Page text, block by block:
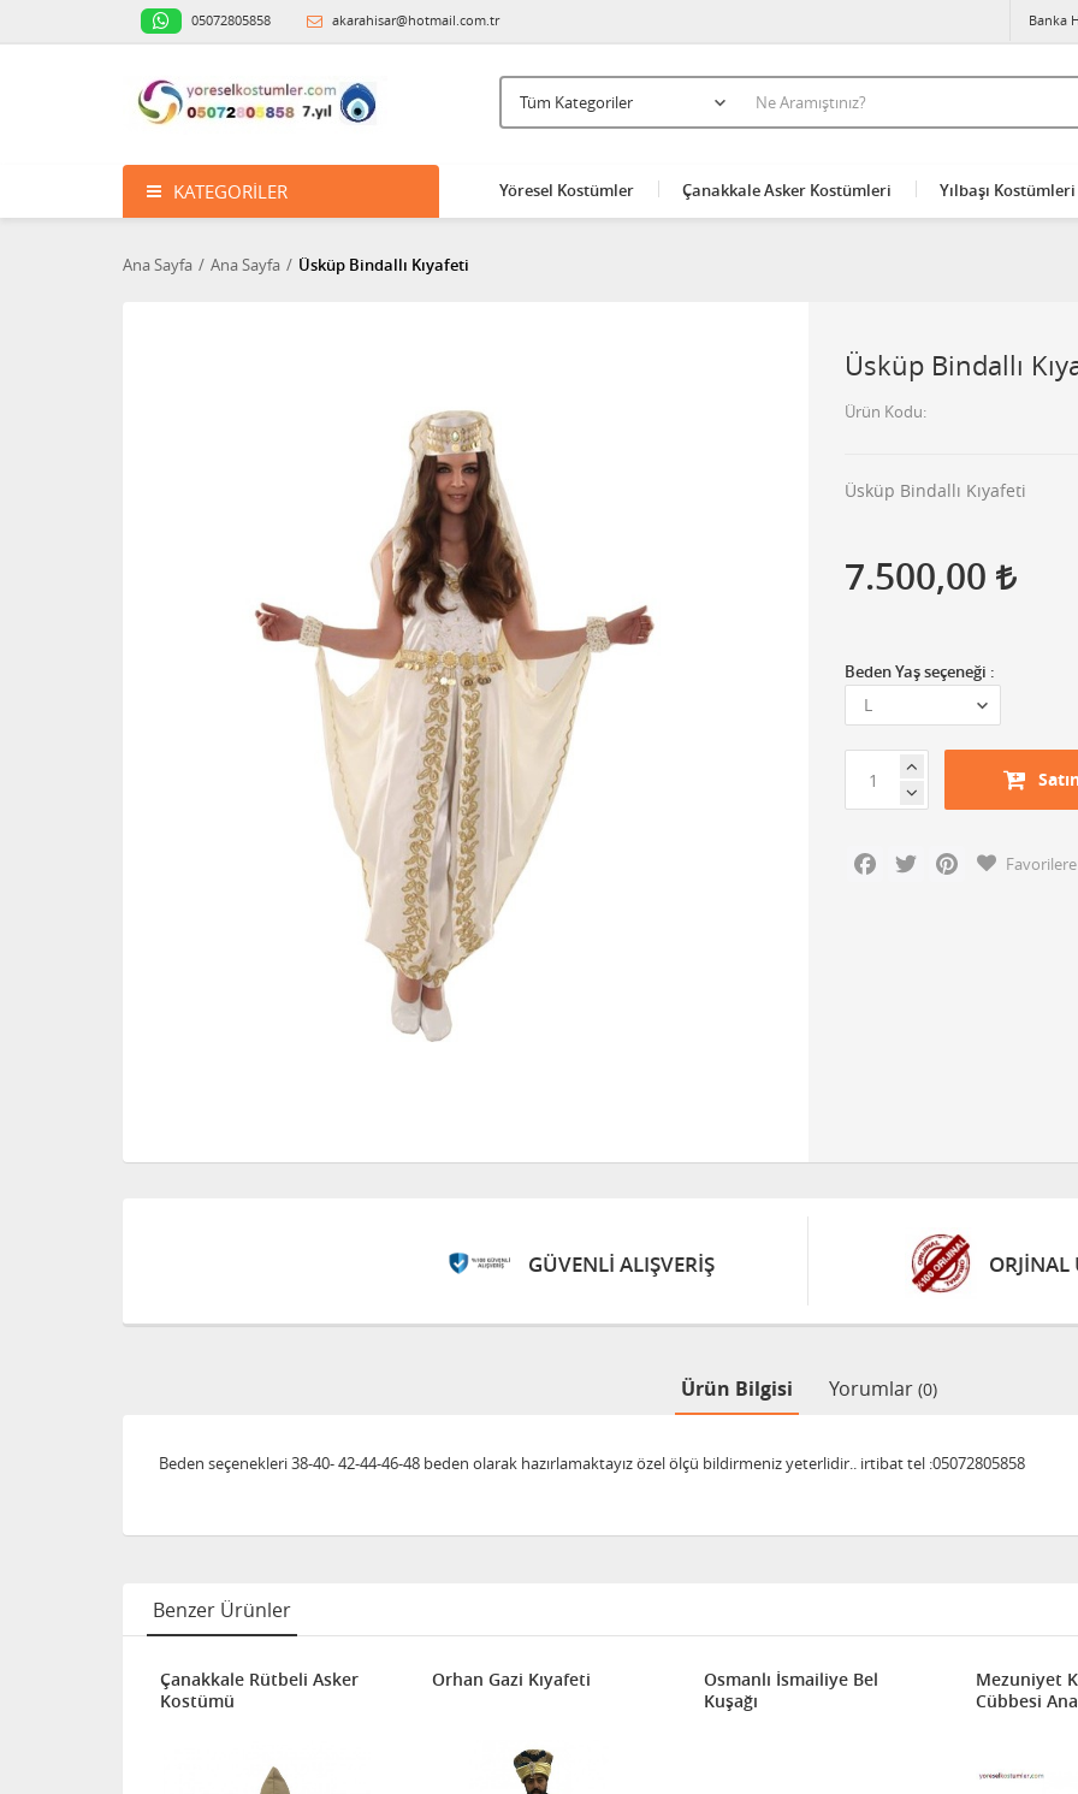
05072805858 akarahisar@hotmail.com.tr Banka
KATEGORILER Yöresel Kostümler Çanakkale Asker Kostümleri Yılbaşı Kostümleri
Ana Sayfa Ana Sayfa Üsküp Bindallı Kıyafeti
Üsküp Bindallı
Ürün Kodu
Üsküp Bindallı Kıyafeti
7.500,00
Beden Yaş seçeneği :
Facebook
Twitter Pinterest
GÜVENLİ ALIŞVERİŞ ORJİNAL
Ürün Bilgisi Yorumlar (0)
Beden seçenekleri 38-40- 42-44-46-48 beden olarak hazırlamaktayız özel ölçü bildirmeniz yeterlidir.. irtibat tel :05072805858
Benzer Ürünler
Çanakkale Rütbeli Asker
Kostümü
Orhan Gazi Kıyafeti
Osmanlı İsmailiye Bel
Kuşağı
Mezuniyet
Cübbesi